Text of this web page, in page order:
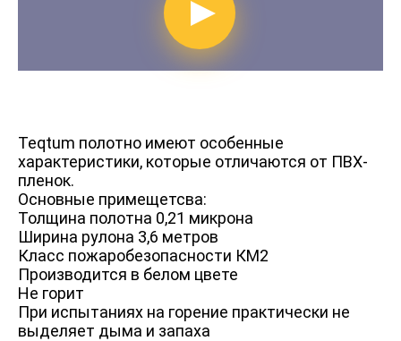
Показать видео по
Teqtum полотно имеют особенные
характеристики, которые отличаются от ПВХ-
пленок.
Основные примещетсва:
Толщина полотна 0,21 микрона
Ширина рулона 3,6 метров
Класс пожаробезопасности КМ2
Производится в белом цвете
Не горит
При испытаниях на горение практически не
выделяет дыма и запаха